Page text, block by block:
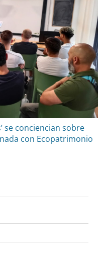
se conciencian sobre
con Ecopatrimonio